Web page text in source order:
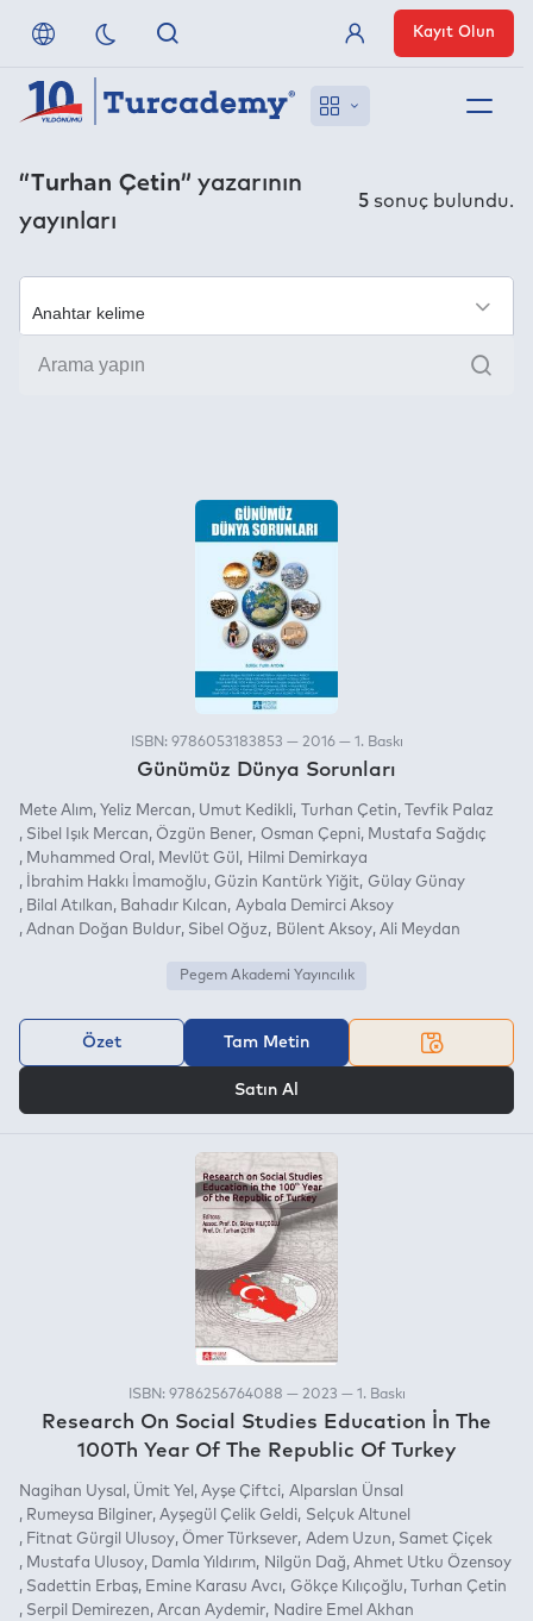
Referanslarımız
Uzaktan Erişim
Nasıl Erişirim
Üye Girişi
Kayıt Olun
“Turhan Çetin” yazarının
yayınları
5 sonuç bulundu.
Ara
ISBN: 9786053183853 — 2016 — 1. Baskı
Günümüz Dünya Sorunları
Mete Alım Yeliz Mercan Umut Kedikli Turhan Çetin
Tevfik Palaz
Sibel Işık Mercan
Özgün Bener Osman Çepni
Mustafa Sağdıç
Muhammed Oral
Mevlüt Gül
Hilmi Demirkaya
İbrahim Hakkı İmamoğlu
Güzin Kantürk Yiğit
Gülay Günay
Bilal Atılkan
Bahadır Kılcan
Aybala Demirci Aksoy
Adnan Doğan Buldur Sibel Oğuz Bülent Aksoy Ali Meydan
Pegem Akademi Yayıncılık
Özet Tam Metin
Satın Al
ISBN: 9786256764088 — 2023 — 1. Baskı
Research On Social Studies Education İn The
100Th Year Of The Republic Of Turkey
Nagihan Uysal Ümit Yel Ayşe Çiftci Alparslan Ünsal
Rumeysa Bilginer Ayşegül Çelik Geldi
Selçuk Altunel
Fitnat Gürgil Ulusoy Ömer Türksever Adem Uzun
Samet Çiçek
Mustafa Ulusoy
Damla Yıldırım Nilgün Dağ Ahmet Utku Özensoy
Sadettin Erbaş
Emine Karasu Avcı Gökçe Kılıçoğlu
Turhan Çetin
Serpil Demirezen Arcan Aydemir Nadire Emel Akhan